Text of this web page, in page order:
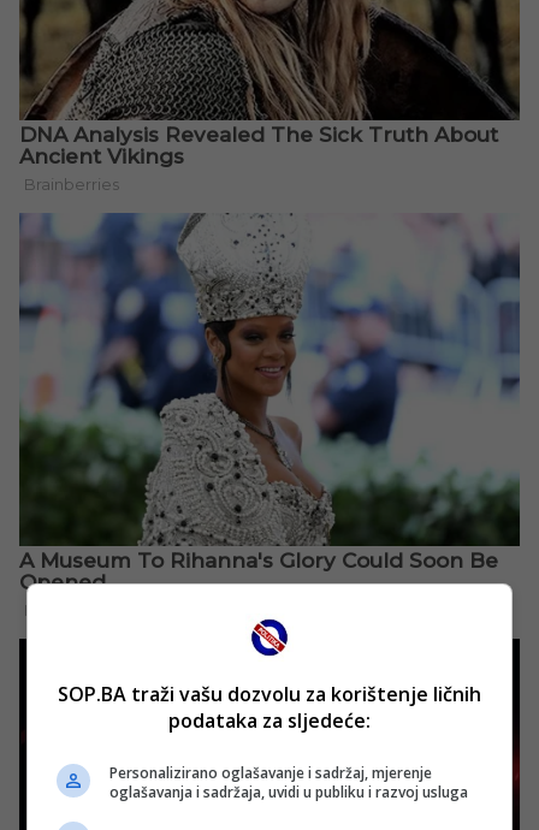
SOP.BA traži vašu dozvolu za korištenje ličnih
podataka za sljedeće:
Personalizirano oglašavanje i sadržaj, mjerenje
oglašavanja i sadržaja, uvidi u publiku i razvoj usluga